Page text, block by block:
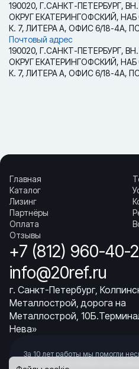
190020, Г.САНКТ-ПЕТЕРБУРГ,
ОКРУГ ЕКАТЕРИНГОФСКИЙ,
К. 7, ЛИТЕРА А, ОФИС 6/18-4А,
Почтовый адрес
190020, Г.САНКТ-ПЕТЕРБУРГ,
ОКРУГ ЕКАТЕРИНГОФСКИЙ,
К. 7, ЛИТЕРА А, ОФИС 6/18-4А,
Главная
Каталог
Лизинг
Партнёры
Оплата
Отзывы
+7 (812) 960-40-
info@20ref.ru
г. Санкт-Петербург,
Металлострой, дорога на
Металлострой,
Нева»
За 10 лет работы мы помогли